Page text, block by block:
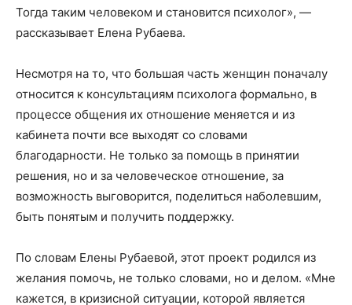
Тогда таким человеком и становится психолог», —
рассказывает Елена Рубаева.
Несмотря на то, что большая часть женщин поначалу
относится к консультациям психолога формально, в
процессе общения их отношение меняется и из
кабинета почти все выходят со словами
благодарности. Не только за помощь в принятии
решения, но и за человеческое отношение, за
возможность выговорится, поделиться наболевшим,
быть понятым и получить поддержку.
По словам Елены Рубаевой, этот проект родился из
желания помочь, не только словами, но и делом. «Мне
кажется, в кризисной ситуации, которой является